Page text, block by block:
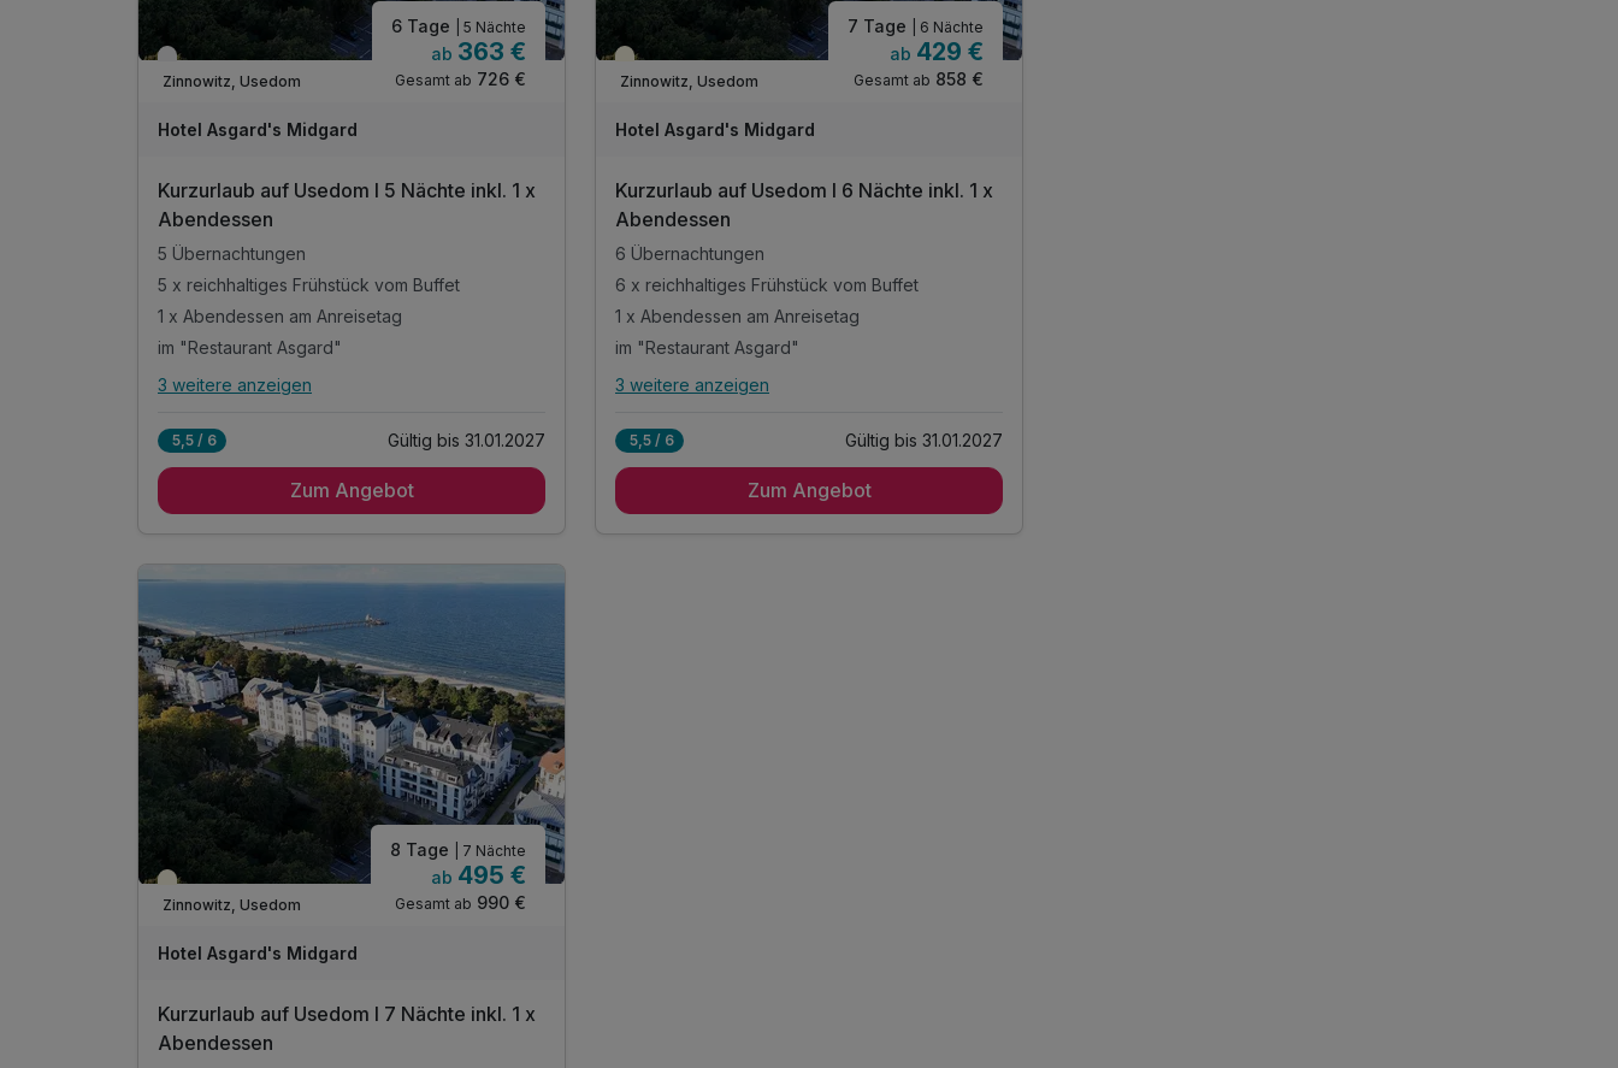
Verfügbar bis Januar
Zinnowitz, Usedom
6 Tage | 5 Nächte
ab 363 €
Gesamt ab 726 €
Hotel Asgard's Midgard
Kurzurlaub auf Usedom I 5 Nächte inkl. 1 x
Abendessen
5 Übernachtungen
5 x reichhaltiges Frühstück vom Buffet
1 x Abendessen am Anreisetag
im "Restaurant Asgard"
Alle Inklusivleistungen
5 x reichhaltiges Frühstück vom Buffet
inkl. Nutzung des Wellnessbereiches
inkl. Nutzung des Tennisplatzes Zinnowitz
inkl. W-LAN Nutzung im Zimmer
3 weitere anzeigen
5,5 / 6 Gültig bis 31.01.2027
Zum Angebot
Teilweise ausgelastet
Zinnowitz, Usedom
7 Tage | 6 Nächte
ab 429 €
Gesamt ab 858 €
Hotel Asgard's Midgard
Kurzurlaub auf Usedom I 6 Nächte inkl. 1 x
Abendessen
6 Übernachtungen
6 x reichhaltiges Frühstück vom Buffet
1 x Abendessen am Anreisetag
im "Restaurant Asgard"
Alle Inklusivleistungen
6 x reichhaltiges Frühstück vom Buffet
3 weitere anzeigen
5,5 / 6 Gültig bis 31.01.2027
Zum Angebot
Teilweise ausgelastet
Zinnowitz, Usedom
8 Tage | 7 Nächte
ab 495 €
Gesamt ab 990 €
Hotel Asgard's Midgard
Kurzurlaub auf Usedom I 7 Nächte inkl. 1 x
Abendessen